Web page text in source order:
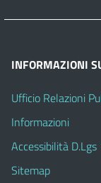
INFORMAZIONI
Ufficio Relazioni
Informazioni
Accessibilità
Sitemap